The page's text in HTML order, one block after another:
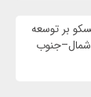
بر توسعه